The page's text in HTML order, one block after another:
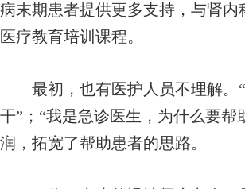
病末期患者提供更多支持，与肾
医疗教育培训课程。
最初，也有医护人员不理解。“
干”；“我是急诊医生，为什么要
润，拓宽了帮助患者的思路。